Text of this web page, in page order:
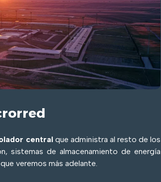
centralque administra al resto de los
sistemas de almacenamiento de energía
veremos más adelante.